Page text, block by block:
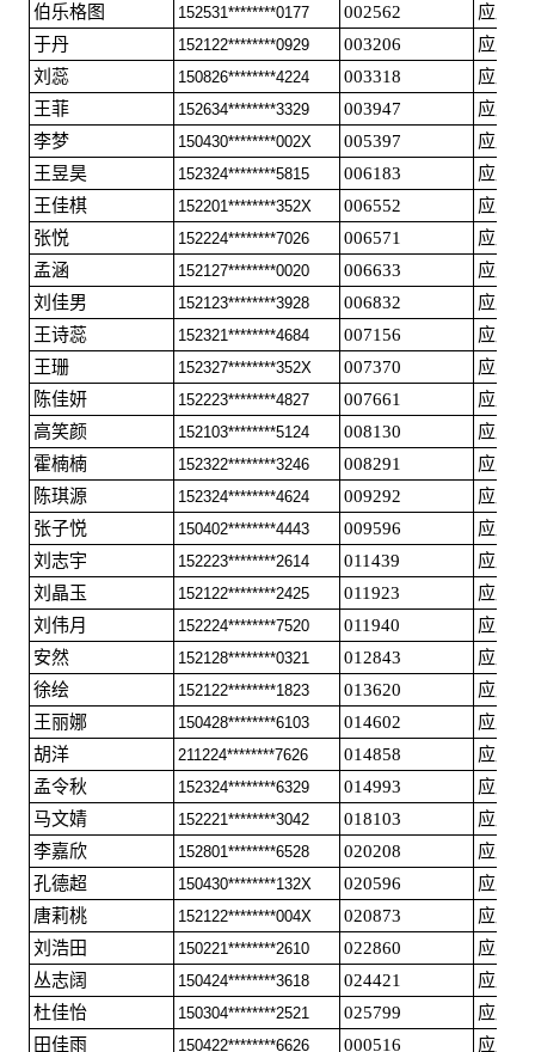
伯乐格图
152531********0177 002562
应届
于丹
152122********0929 003206
应届
刘蕊
150826********4224 003318
应届
王菲
152634********3329 003947
应届
李梦
150430********002X 005397
应届
王昱昊
152324********5815 006183
应届
王佳棋
152201********352X 006552
应届
张悦
152224********7026 006571
应届
孟涵
152127********0020 006633
应届
刘佳男
152123********3928 006832
应届
王诗蕊
152321********4684 007156
应届
王珊
152327********352X 007370
应届
陈佳妍
152223********4827 007661
应届
高笑颜
152103********5124 008130
应届
霍楠楠
152322********3246 008291
应届
陈琪源
152324********4624 009292
应届
张子悦
150402********4443 009596
应届
刘志宇
152223********2614 011439
应届
刘晶玉
152122********2425 011923
应届
刘伟月
152224********7520 011940
应届
安然
152128********0321 012843
应届
徐绘
152122********1823 013620
应届
王丽娜
150428********6103 014602
应届
胡洋
211224********7626 014858
应届
孟令秋
152324********6329 014993
应届
马文婧
152221********3042 018103
应届
李嘉欣
152801********6528 020208
应届
孔德超
150430********132X 020596
应届
唐莉桃
152122********004X 020873
应届
刘浩田
150221********2610 022860
应届
丛志阔
150424********3618 024421
应届
杜佳怡
150304********2521 025799
应届
田佳雨
150422********6626 000516 应届